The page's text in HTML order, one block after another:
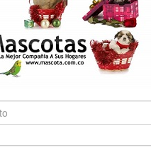
el producto que
Avanzada